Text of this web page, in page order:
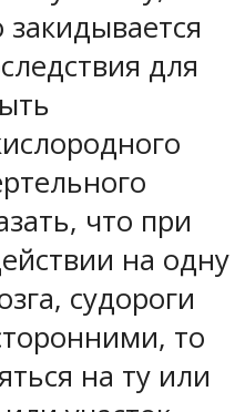
для
что при
на одну
судороги
то
на ту или